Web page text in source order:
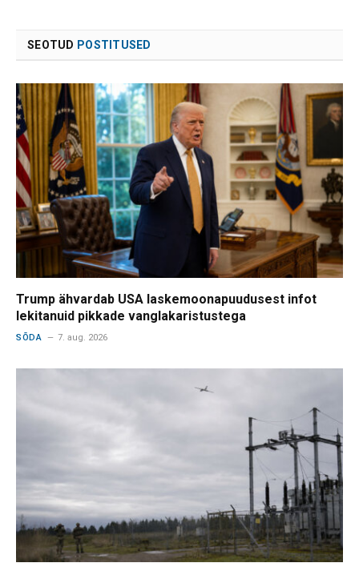
SEOTUD POSTITUSED
Trump ähvardab USA laskemoonapuudusest infot
lekitanuid pikkade vanglakaristustega
SÕDA 7. aug. 2026